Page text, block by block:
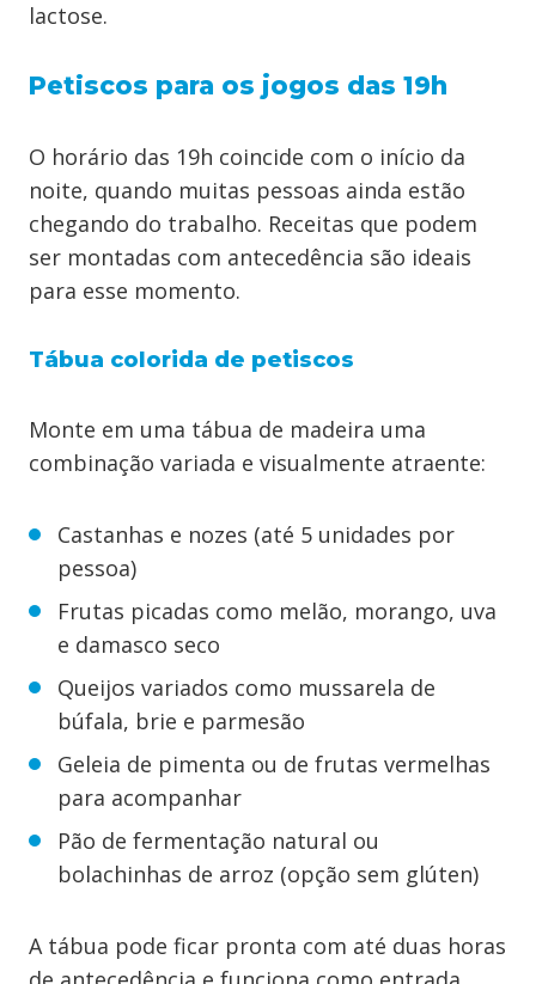
lactose.
Petiscos para os jogos das 19h
O horário das 19h coincide com o início da
noite, quando muitas pessoas ainda estão
chegando do trabalho. Receitas que podem
ser montadas com antecedência são ideais
para esse momento.
Tábua colorida de petiscos
Monte em uma tábua de madeira uma
combinação variada e visualmente atraente:
Castanhas e nozes (até 5 unidades por
pessoa)
Frutas picadas como melão, morango, uva
e damasco seco
Queijos variados como mussarela de
búfala, brie e parmesão
Geleia de pimenta ou de frutas vermelhas
para acompanhar
Pão de fermentação natural ou
bolachinhas de arroz (opção sem glúten)
A tábua pode ficar pronta com até duas horas